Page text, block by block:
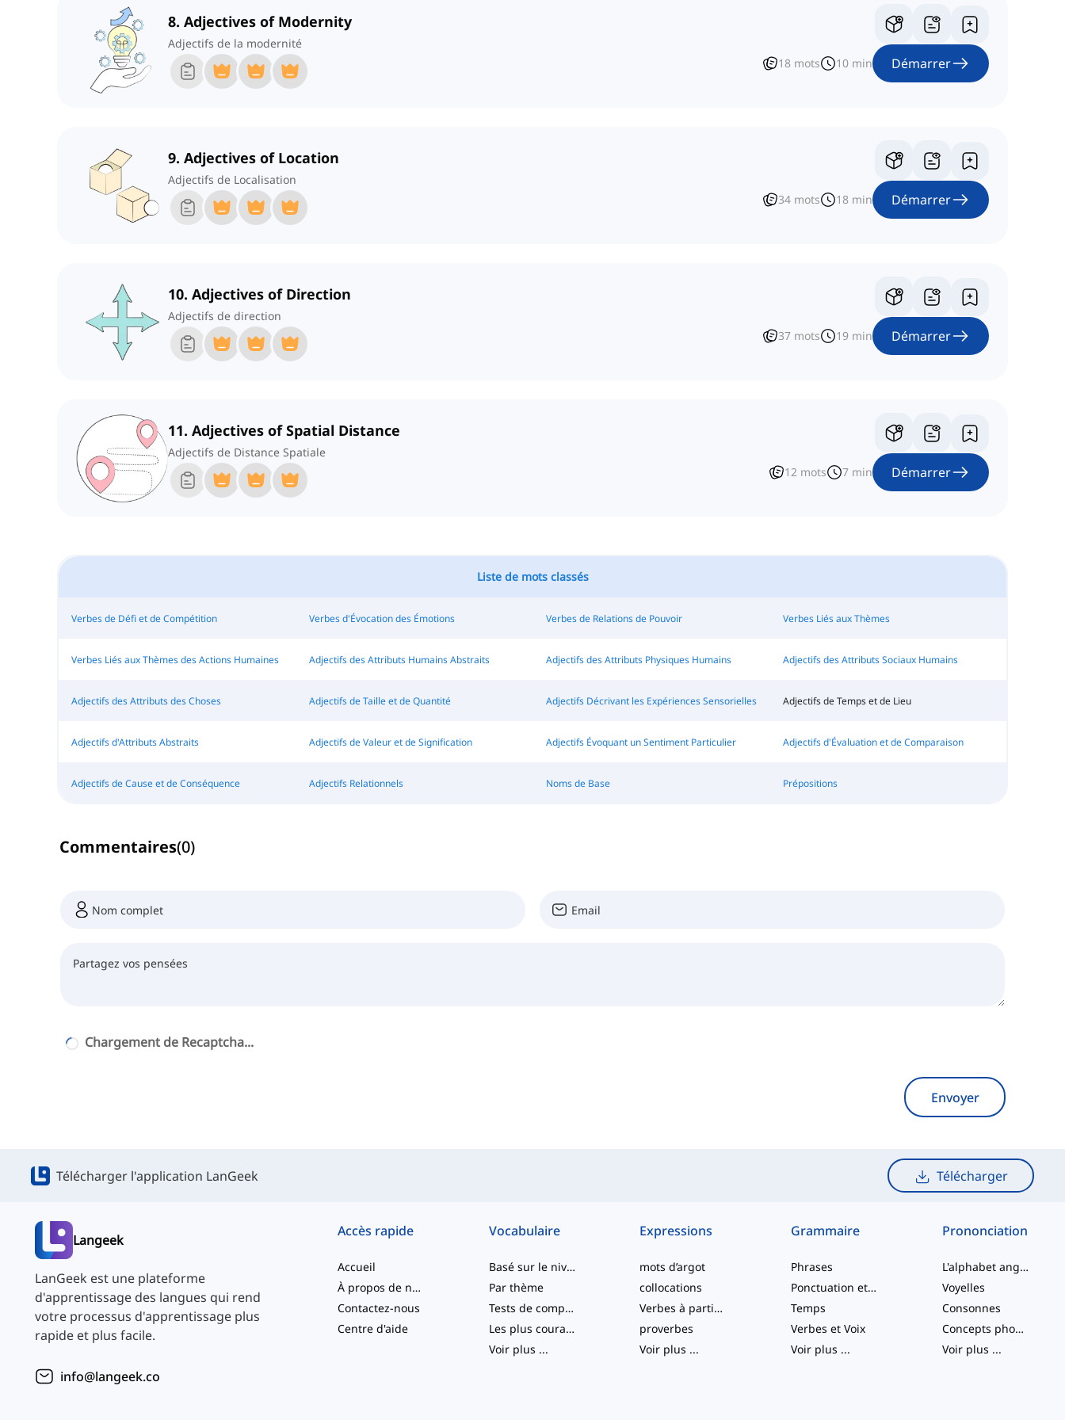
8. Adjectives of Modernity
Adjectifs de la modernité
18 mots 10 min Démarrer
9. Adjectives of Location
Adjectifs de Localisation
34 mots 18 min Démarrer
10. Adjectives of Direction
Adjectifs de direction
37 mots 19 min Démarrer
11. Adjectives of Spatial Distance
Adjectifs de Distance Spatiale
12 mots 7 min Démarrer
Liste de mots classés
Verbes de Défi et de Compétition Verbes d'Évocation des Émotions Verbes de Relations de Pouvoir Verbes Liés aux Thèmes
Verbes Liés aux Thèmes des Actions Humaines Adjectifs des Attributs Humains Abstraits Adjectifs des Attributs Physiques Humains Adjectifs des Attributs Sociaux Humains
Adjectifs des Attributs des Choses Adjectifs de Taille et de Quantité Adjectifs Décrivant les Expériences Sensorielles Adjectifs de Temps et de Lieu
Adjectifs d'Attributs Abstraits Adjectifs de Valeur et de Signification Adjectifs Évoquant un Sentiment Particulier Adjectifs d'Évaluation et de Comparaison
Adjectifs de Cause et de Conséquence Adjectifs Relationnels Noms de Base Prépositions
Commentaires(0)
Chargement de Recaptcha...
Envoyer
Télécharger l'application LanGeek Télécharger
Langeek
LanGeek est une plateforme
d'apprentissage des langues qui rend
votre processus d'apprentissage plus
rapide et plus facile.
info@langeek.co
Accès rapide
Accueil
À propos de nous
Contactez-nous
Centre d'aide
Vocabulaire
Basé sur le niveau
Par thème
Tests de compétence
Les plus courants
Voir plus ...
Expressions
mots d’argot
collocations
Verbes à particule
proverbes
Voir plus ...
Grammaire
Phrases
Ponctuation et Orthographe
Temps
Verbes et Voix
Voir plus ...
Prononciation
L'alphabet anglais
Voyelles
Consonnes
Concepts phonologiques
Voir plus ...